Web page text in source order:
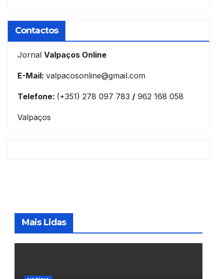
Contactos
Jornal Valpaços Online
E-Mail: valpacosonline@gmail.com
Telefone: (+351) 278 097 783 / 962 168 058
Valpaços
Mais Lidas